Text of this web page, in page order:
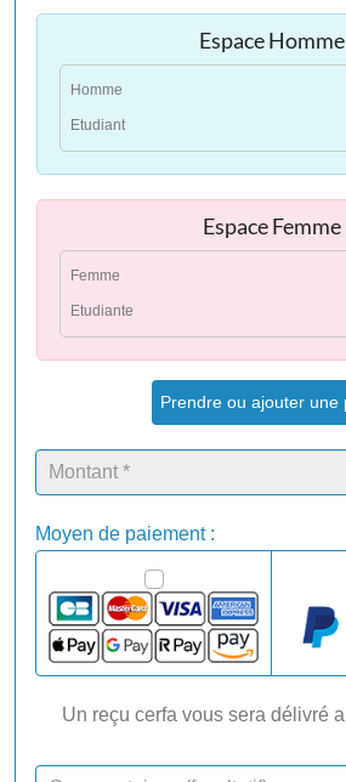
Espace Homme
Homme
Etudiant
Espace Femme
Femme
Etudiante
Prendre ou ajouter une
Moyen de paiement :
Un reçu cerfa vous sera délivré